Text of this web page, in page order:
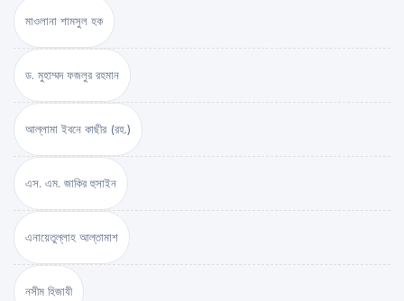
মাওলানা শামসুল হক
ড. মুহাম্মদ ফজলুর রহমান
আল্লামা ইবনে কাছীর (রহ.)
এস. এম. জাকির হুসাইন
এনায়েতুল্লাহ আল্‌তামাশ
নসীম হিজাযী